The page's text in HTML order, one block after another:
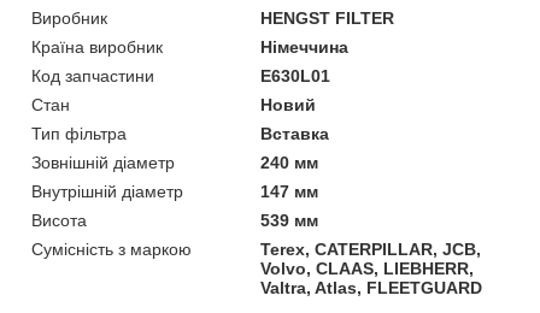
Виробник
HENGST FILTER
Країна виробник
Німеччина
Код запчастини
E630L01
Стан
Новий
Тип фільтра
Вставка
Зовнішній діаметр
240 мм
Внутрішній діаметр
147 мм
Висота
539 мм
Сумісність з маркою
Terex, CATERPILLAR, JCB,
Volvo, CLAAS, LIEBHERR,
Valtra, Atlas, FLEETGUARD